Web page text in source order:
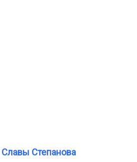
Славы Степанова